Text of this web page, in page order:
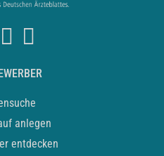
anlegen
entdecken